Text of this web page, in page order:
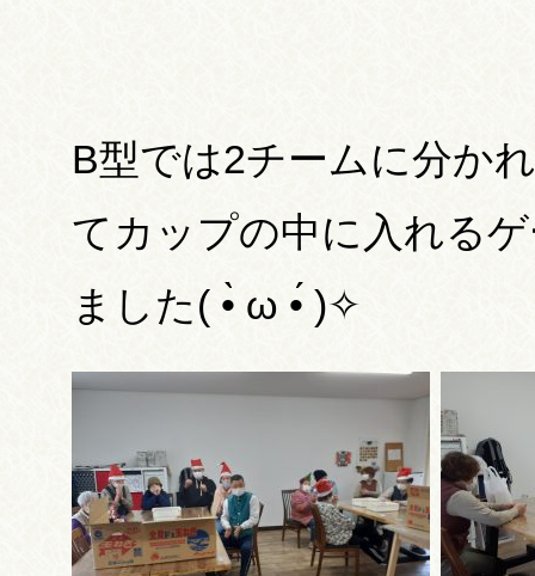
B型では2チームに分か
てカップの中に入れる
ました( •̀ ω •́ )✧